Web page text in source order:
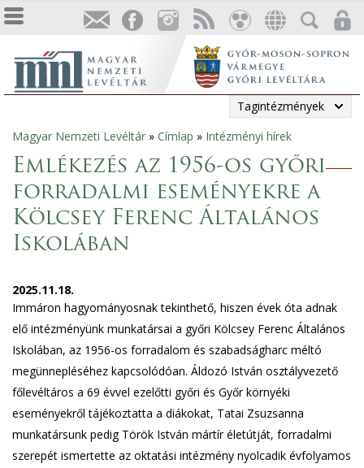
Tagintézmények
Jelenlegi
hely
Magyar Nemzeti Levéltár » Címlap » Intézményi hírek
Emlékezés az 1956-os győri
forradalmi eseményekre a
Kölcsey Ferenc Általános
Iskolában
2025.11.18.
Immáron hagyományosnak tekinthető, hiszen évek óta adnak
elő intézményünk munkatársai a győri Kölcsey Ferenc Általános
Iskolában, az 1956-os forradalom és szabadságharc méltó
megünnepléséhez kapcsolódóan. Áldozó István osztályvezető
főlevéltáros a 69 évvel ezelőtti győri és Győr környéki
eseményekről tájékoztatta a diákokat, Tatai Zsuzsanna
munkatársunk pedig Török István mártír életútját, forradalmi
szerepét ismertette az oktatási intézmény nyolcadik évfolyamos